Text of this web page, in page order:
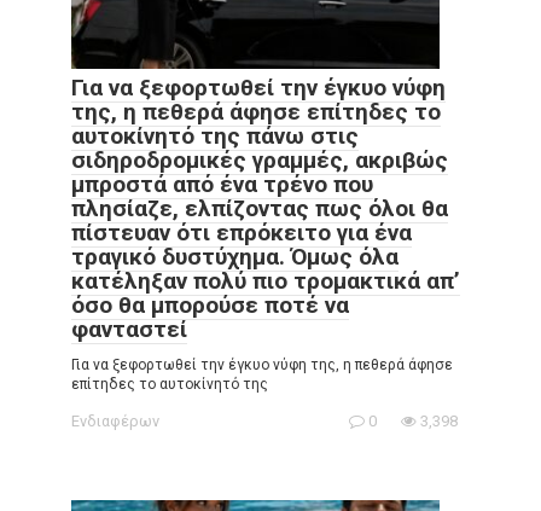
Για να ξεφορτωθεί την έγκυο νύφη
της, η πεθερά άφησε επίτηδες το
αυτοκίνητό της πάνω στις
σιδηροδρομικές γραμμές, ακριβώς
μπροστά από ένα τρένο που
πλησίαζε, ελπίζοντας πως όλοι θα
πίστευαν ότι επρόκειτο για ένα
τραγικό δυστύχημα. Όμως όλα
κατέληξαν πολύ πιο τρομακτικά απ’
όσο θα μπορούσε ποτέ να
φανταστεί
Για να ξεφορτωθεί την έγκυο νύφη της, η πεθερά άφησε
επίτηδες το αυτοκίνητό της
Ενδιαφέρων 0 3,398